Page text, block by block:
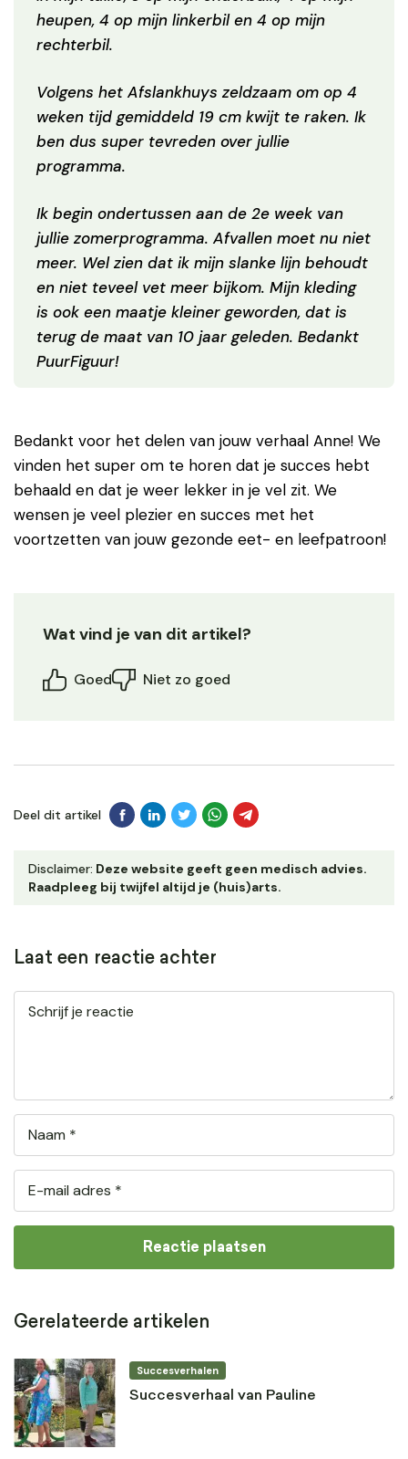
heupen, 4 op mijn linkerbil en 4 op mijn
rechterbil.
Volgens het Afslankhuys zeldzaam om op 4
weken tijd gemiddeld 19 cm kwijt te raken. Ik
ben dus super tevreden over jullie
programma.
Ik begin ondertussen aan de 2e week van
jullie zomerprogramma. Afvallen moet nu niet
meer. Wel zien dat ik mijn slanke lijn behoudt
en niet teveel vet meer bijkom. Mijn kleding
is ook een maatje kleiner geworden, dat is
terug de maat van 10 jaar geleden. Bedankt
PuurFiguur!
Bedankt voor het delen van jouw verhaal Anne! We
vinden het super om te horen dat je succes hebt
behaald en dat je weer lekker in je vel zit. We
wensen je veel plezier en succes met het
voortzetten van jouw gezonde eet- en leefpatroon!
Wat vind je van dit artikel?
Goed Niet zo goed
Deel dit artikel
Disclaimer: Deze website geeft geen medisch advies.
Raadpleeg bij twijfel altijd je (huis)arts.
Laat een reactie achter
Gerelateerde artikelen
Succesverhalen
Succesverhaal van Pauline